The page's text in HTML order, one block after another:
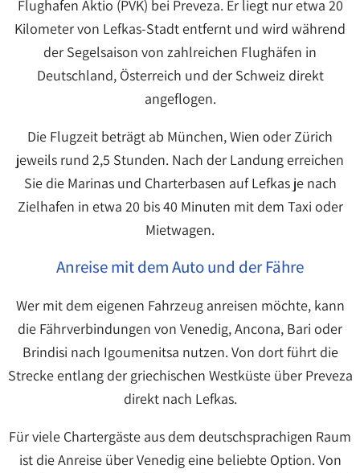
Flughafen Aktio (PVK) bei Preveza. Er liegt nur etwa 20
Kilometer von Lefkas-Stadt entfernt und wird während
der Segelsaison von zahlreichen Flughäfen in
Deutschland, Österreich und der Schweiz direkt
angeflogen.
Die Flugzeit beträgt ab München, Wien oder Zürich
jeweils rund 2,5 Stunden. Nach der Landung erreichen
Sie die Marinas und Charterbasen auf Lefkas je nach
Zielhafen in etwa 20 bis 40 Minuten mit dem Taxi oder
Mietwagen.
Anreise mit dem Auto und der Fähre
Wer mit dem eigenen Fahrzeug anreisen möchte, kann
die Fährverbindungen von Venedig, Ancona, Bari oder
Brindisi nach Igoumenitsa nutzen. Von dort führt die
Strecke entlang der griechischen Westküste über Preveza
direkt nach Lefkas.
Für viele Chartergäste aus dem deutschsprachigen Raum
ist die Anreise über Venedig eine beliebte Option. Von